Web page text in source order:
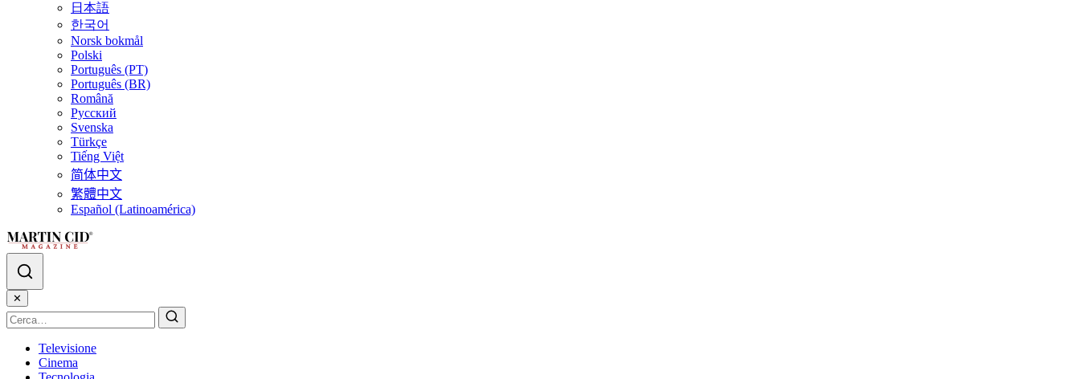
日本語
한국어
Norsk bokmål
Polski
Português (PT)
Português (BR)
Română
Русский
Svenska
Türkçe
Tiếng Việt
简体中文
繁體中文
Español (Latinoamérica)
✕
Televisione
Cinema